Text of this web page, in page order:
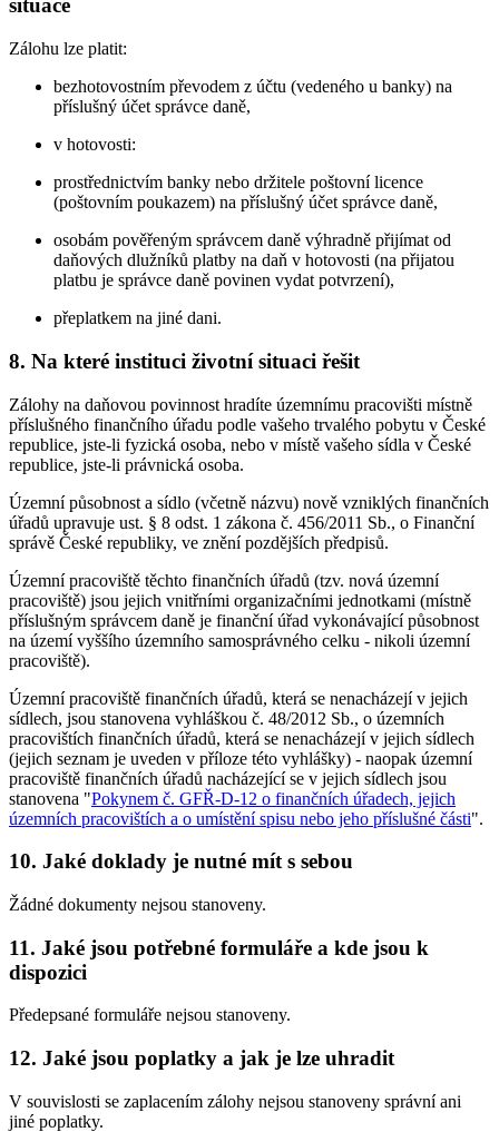
situace
Zálohu lze platit:
bezhotovostním převodem z účtu (vedeného u banky) na
příslušný účet správce daně,
v hotovosti:
prostřednictvím banky nebo držitele poštovní licence
(poštovním poukazem) na příslušný účet správce daně,
osobám pověřeným správcem daně výhradně přijímat od
daňových dlužníků platby na daň v hotovosti (na přijatou
platbu je správce daně povinen vydat potvrzení),
přeplatkem na jiné dani.
8. Na které instituci životní situaci řešit
Zálohy na daňovou povinnost hradíte územnímu pracovišti místně
příslušného finančního úřadu podle vašeho trvalého pobytu v České
republice, jste-li fyzická osoba, nebo v místě vašeho sídla v České
republice, jste-li právnická osoba.
Územní působnost a sídlo (včetně názvu) nově vzniklých finančních
úřadů upravuje ust. § 8 odst. 1 zákona č. 456/2011 Sb., o Finanční
správě České republiky, ve znění pozdějších předpisů.
Územní pracoviště těchto finančních úřadů (tzv. nová územní
pracoviště) jsou jejich vnitřními organizačními jednotkami (místně
příslušným správcem daně je finanční úřad vykonávající působnost
na území vyššího územního samosprávného celku - nikoli územní
pracoviště).
Územní pracoviště finančních úřadů, která se nenacházejí v jejich
sídlech, jsou stanovena vyhláškou č. 48/2012 Sb., o územních
pracovištích finančních úřadů, která se nenacházejí v jejich sídlech
(jejich seznam je uveden v příloze této vyhlášky) - naopak územní
pracoviště finančních úřadů nacházející se v jejich sídlech jsou
stanovena "Pokynem č. GFŘ-D-12 o finančních úřadech, jejich
územních pracovištích a o umístění spisu nebo jeho příslušné části".
10. Jaké doklady je nutné mít s sebou
Žádné dokumenty nejsou stanoveny.
11. Jaké jsou potřebné formuláře a kde jsou k
dispozici
Předepsané formuláře nejsou stanoveny.
12. Jaké jsou poplatky a jak je lze uhradit
V souvislosti se zaplacením zálohy nejsou stanoveny správní ani
jiné poplatky.